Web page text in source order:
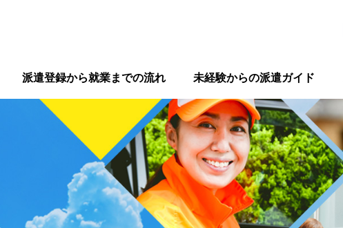
派遣登録から就業までの流れ 未経験からの派遣ガイド